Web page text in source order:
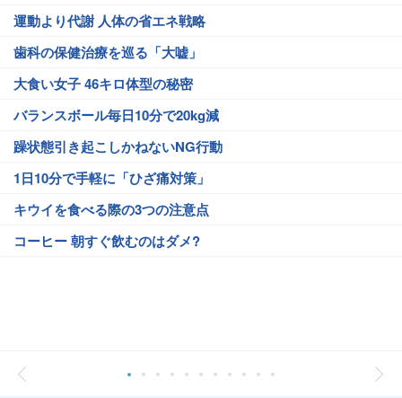
運動より代謝 人体の省エネ戦略
歯科の保健治療を巡る「大嘘」
大食い女子 46キロ体型の秘密
バランスボール毎日10分で20kg減
躁状態引き起こしかねないNG行動
1日10分で手軽に「ひざ痛対策」
キウイを食べる際の3つの注意点
コーヒー 朝すぐ飲むのはダメ?